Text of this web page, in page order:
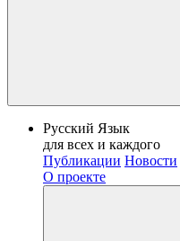
Русский Язык
для всех и каждого
Публикации Новости
О проекте